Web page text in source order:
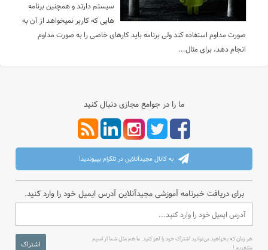
سیستم دارند و همچنین برنامه
هایی که کاربر نمیخواهد از آن به
صورت مداوم استفاده کند ولی برنامه باید کارهای خاصی را به صورت مداوم
انجام دهد، برای مثال...
ما را در جوامع مجازی دنبال کنید
به کانال مجیدآنلاین در تلگرام بپیوندید!
برای دریافت خبرنامه آموزشی مجیدآنلاین آدرس ایمیل خود را وارد کنید.
هر زمان که بخواهید می‌توانید اشتراک خود را لغو کنید. ما هم مثل شما از اسپم
متنفریم !
اشتراک